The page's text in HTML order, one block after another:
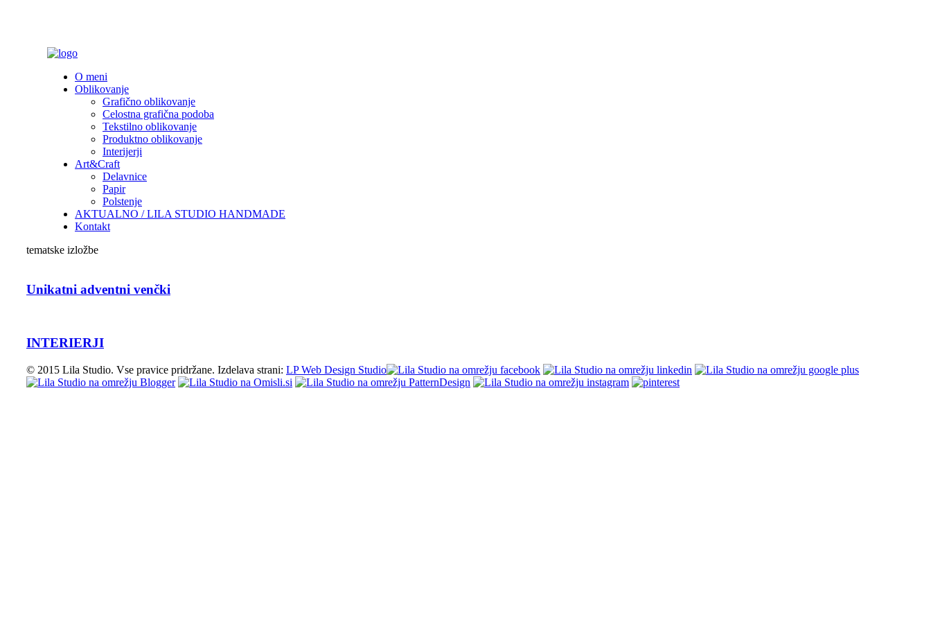
O meni
Oblikovanje
Grafično oblikovanje
Celostna grafična podoba
Tekstilno oblikovanje
Produktno oblikovanje
Interijerji
Art&Craft
Delavnice
Papir
Polstenje
AKTUALNO / LILA STUDIO HANDMADE
Kontakt
tematske izložbe
Unikatni adventni venčki
INTERIERJI
© 2015 Lila Studio. Vse pravice pridržane. Izdelava strani: LP Web Design Studio